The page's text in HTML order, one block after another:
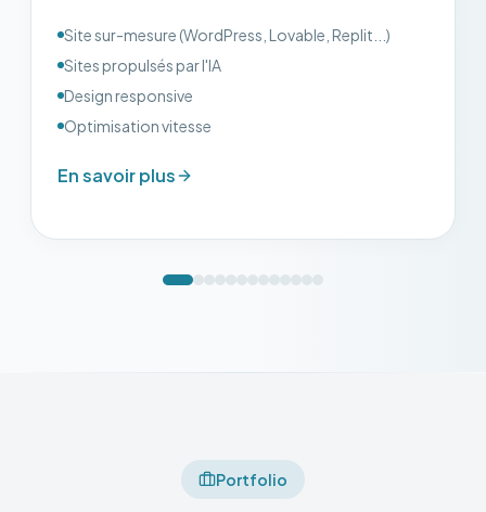
Site sur-mesure (WordPress, Lovable, Replit...)
Sites propulsés par l'IA
Design responsive
Optimisation vitesse
En savoir plus
Portfolio